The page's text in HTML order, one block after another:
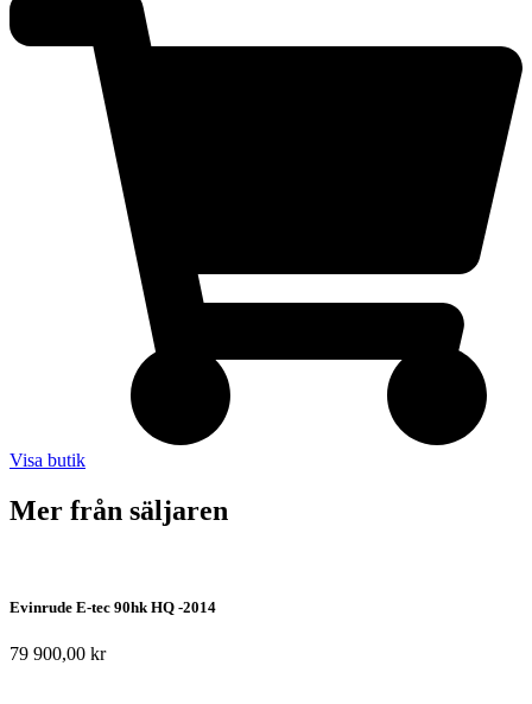
Visa butik
Mer från säljaren
Evinrude E-tec 90hk HQ -2014
79 900,00 kr